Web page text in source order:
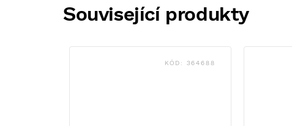
Související produkty
KÓD: 364688